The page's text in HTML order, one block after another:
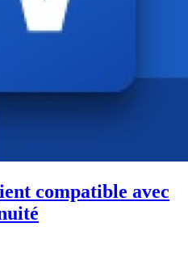
compatible avec